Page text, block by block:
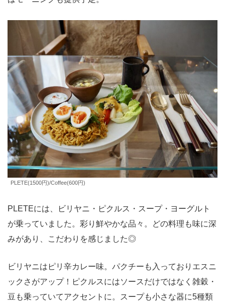
PLETE(1500円)/Coffee(600円)
PLETEには、ビリヤニ・ピクルス・スープ・ヨーグルト
が乗っていました。彩り鮮やかな品々。どの料理も味に深
みがあり、こだわりを感じました◎
ビリヤニはピリ辛カレー味。パクチーも入っておりエスニ
ックさがアップ！ピクルスにはソースだけではなく雑穀・
豆も乗っていてアクセントに。スープも小さな器に5種類